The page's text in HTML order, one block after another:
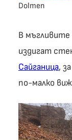
Dolmen
В мъгливите
издигат
Сайганица,
по-малко